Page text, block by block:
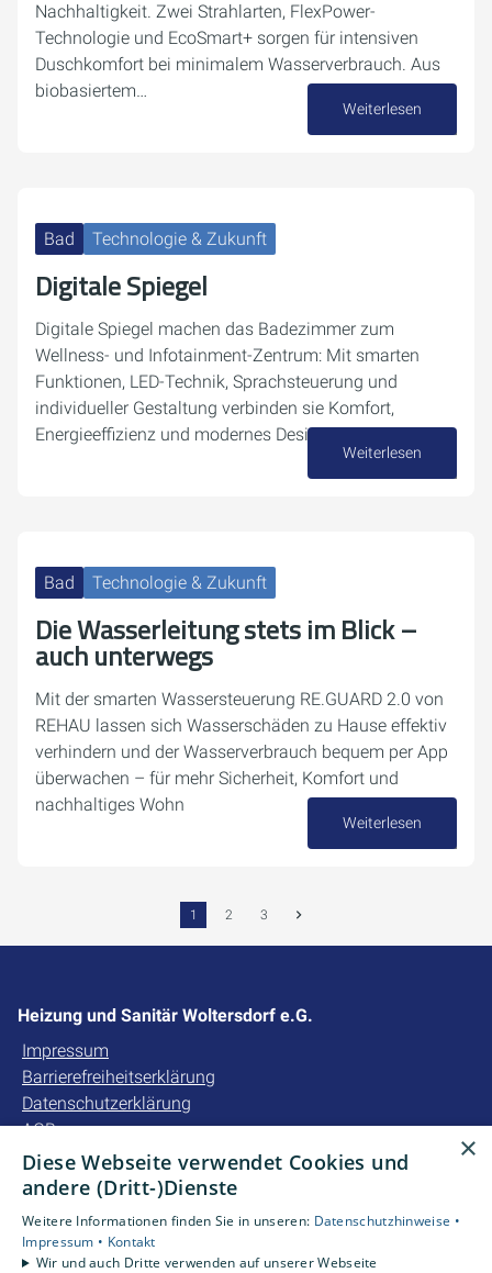
Nachhaltigkeit. Zwei Strahlarten, FlexPower-
Technologie und EcoSmart+ sorgen für intensiven
Duschkomfort bei minimalem Wasserverbrauch. Aus
biobasiertem…
Weiterlesen
Bad Technologie & Zukunft
Digitale Spiegel
Digitale Spiegel machen das Badezimmer zum
Wellness- und Infotainment-Zentrum: Mit smarten
Funktionen, LED-Technik, Sprachsteuerung und
individueller Gestaltung verbinden sie Komfort,
Energieeffizienz und modernes Design.
Weiterlesen
Bad Technologie & Zukunft
Die Wasserleitung stets im Blick –
auch unterwegs
Mit der smarten Wassersteuerung RE.GUARD 2.0 von
REHAU lassen sich Wasserschäden zu Hause effektiv
verhindern und der Wasserverbrauch bequem per App
überwachen – für mehr Sicherheit, Komfort und
nachhaltiges Wohn
Weiterlesen
1 2 3
Heizung und Sanitär Woltersdorf e.G.
Impressum
Barrierefreiheitserklärung
Datenschutzerklärung
AGB
Unsere Bereiche
Gewerbekunden
Karriere
×
Diese Webseite verwendet Cookies und
andere (Dritt-)Dienste
Weitere Informationen finden Sie in unseren: Datenschutzhinweise •
Impressum • Kontakt
Wir und auch Dritte verwenden auf unserer Webseite